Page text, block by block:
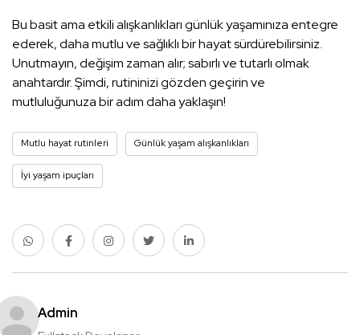
Bu basit ama etkili alışkanlıkları günlük yaşamınıza entegre
ederek, daha mutlu ve sağlıklı bir hayat sürdürebilirsiniz.
Unutmayın, değişim zaman alır; sabırlı ve tutarlı olmak
anahtardır. Şimdi, rutininizi gözden geçirin ve
mutluluğunuza bir adım daha yaklaşın!
Mutlu hayat rutinleri Günlük yaşam alışkanlıkları
İyi yaşam ipuçları
Admin